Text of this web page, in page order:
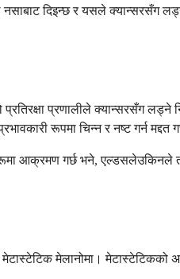
दिइन्छ र यसले क्यान्सरसँग
प्रणालीले क्यान्सरसँग
रूपमा चिन्न र नष्ट गर्न मद्दत
आक्रमण गर्छ भने, एल्डसलेउकिनले
मेलानोमा।